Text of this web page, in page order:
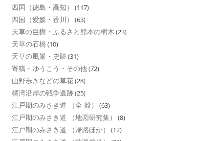
四国（徳島・高知） (117)
四国（愛媛・香川） (63)
天草の巨樹・ふるさと熊本の樹木 (23)
天草の石橋 (10)
天草の風景・史跡(31)
寄稿・ゆうこう・その他(72)
山野歩きなどの草花(28)
橘湾沿岸の戦争遺跡(25)
江戸期のみさき道 （全 般） (63)
江戸期のみさき道 （地図研究集） (8)
江戸期のみさき道 （帰路ほか） (12)